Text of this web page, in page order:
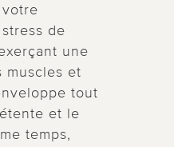
de
une
muscles et
tout
et le
temps,